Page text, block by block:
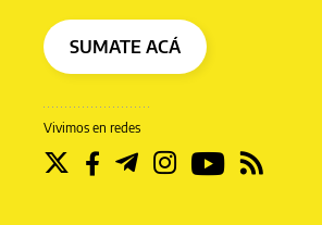
Vivimos en redes
SUMATE ACÁ